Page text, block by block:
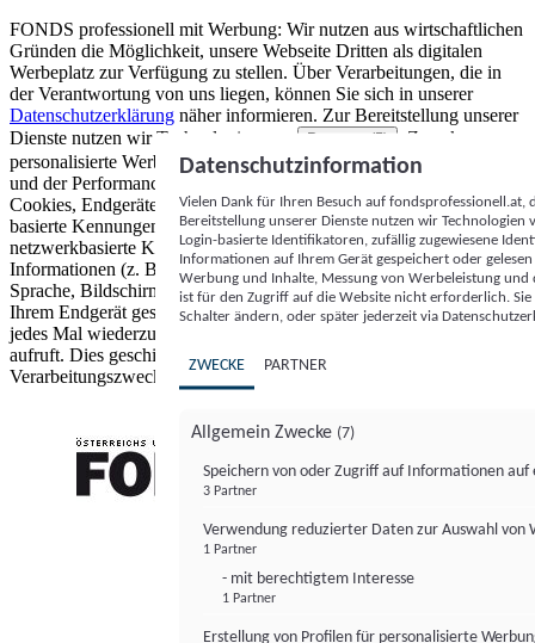
FONDS professionell mit Werbung: Wir nutzen aus wirtschaftlichen
Gründen die Möglichkeit, unsere Webseite Dritten als digitalen
Werbeplatz zur Verfügung zu stellen. Über Verarbeitungen, die in
der Verantwortung von uns liegen, können Sie sich in unserer
Datenschutzerklärung näher informieren. Zur Bereitstellung unserer
Dienste nutzen wir Technologien von
Partnern (5)
. Zwecke:
personalisierte Werbung und Inhalte, Messung von Werbeleistung
und der Performance von Inhalten sowie Zielgruppenforschung.
Cookies, Endgeräte- oder ähnliche Online-Kennungen (z. B. login-
basierte Kennungen, zufällig generierte Kennungen,
netzwerkbasierte Kennungen) können zusammen mit anderen
Informationen (z. B. Browsertyp und Browserinformationen,
Sprache, Bildschirmgröße, unterstützte Technologien usw.) auf
Ihrem Endgerät gespeichert oder von dort ausgelesen werden, um es
jedes Mal wiederzuerkennen, wenn es eine App oder einer Webseite
aufruft. Dies geschieht für einen oder mehrere der hier aufgeführten
Verarbeitungszwecke.
Datenschutzinformation
Vielen Dank für Ihren Besuch auf
Bereitstellung unserer Dienste nutzen wir Technologien
Login-basierte Identifikatoren, zufällig zugewiesene
Informationen auf Ihrem Gerät gespeichert oder
Werbung und Inhalte, Messung von Werbeleistung
ist für den Zugriff auf die Website nicht erforderlich.
Schalter ändern, oder später jederzeit via
ZWECKE PARTNER
Allgemein Zwecke (7)
Speichern von oder Zugriff auf Informationen auf
3 Partner
Verwendung reduzierter Daten zur Auswahl von
1 Partner
- mit berechtigtem Interesse
1 Partner
Erstellung von Profilen für personalisierte
FONDS professionell